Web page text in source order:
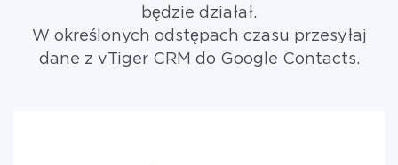
będzie działał.
W określonych odstępach czasu przesyłaj
dane z vTiger CRM do Google Contacts.